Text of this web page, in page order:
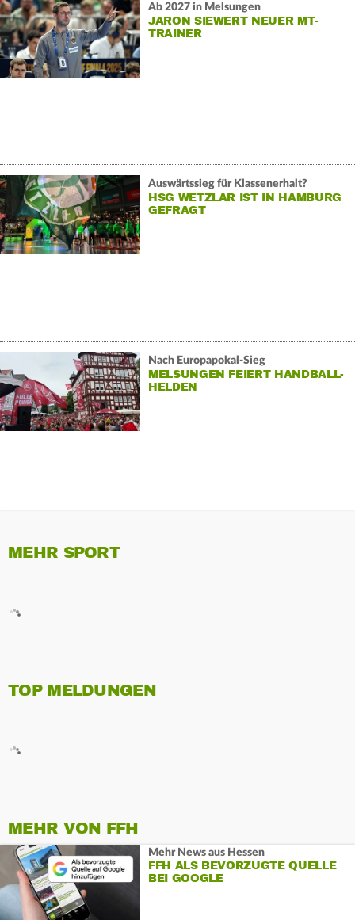
Ab 2027 in Melsungen
JARON SIEWERT NEUER MT-
TRAINER
Auswärtssieg für Klassenerhalt?
HSG WETZLAR IST IN HAMBURG
GEFRAGT
Nach Europapokal-Sieg
MELSUNGEN FEIERT HANDBALL-
HELDEN
MEHR SPORT
TOP MELDUNGEN
MEHR VON FFH
Mehr News aus Hessen
FFH ALS BEVORZUGTE QUELLE
BEI GOOGLE